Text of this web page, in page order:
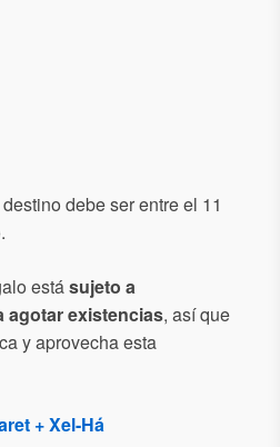
debe ser entre el 11
estásujeto a
agotar existencias, así que
y aprovecha esta
+ Xel-Há